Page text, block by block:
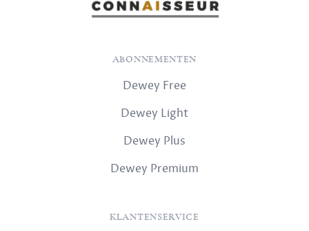
ABONNEMENTEN
Dewey Free
Dewey Light
Dewey Plus
Dewey Premium
KLANTENSERVICE